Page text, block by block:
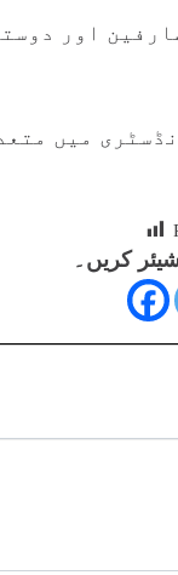
اور
میں
کریں۔